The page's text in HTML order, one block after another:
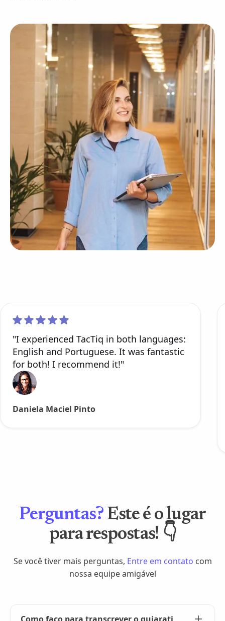
"I experienced TacTiq in both languages:
English and Portuguese. It was fantastic
for both! I recommend it!"
Daniela Maciel Pinto
Perguntas? Este é o lugar
para respostas! 👇
Se você tiver mais perguntas, Entre em contato com
nossa equipe amigável